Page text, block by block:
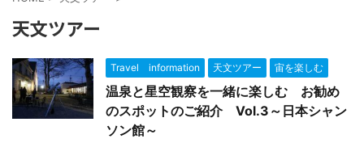
天文ツアー
Travel information 天文ツアー 宙を楽しむ
温泉と星空観察を一緒に楽しむ お勧め
のスポットのご紹介 Vol.3～日本シャン
ソン館～